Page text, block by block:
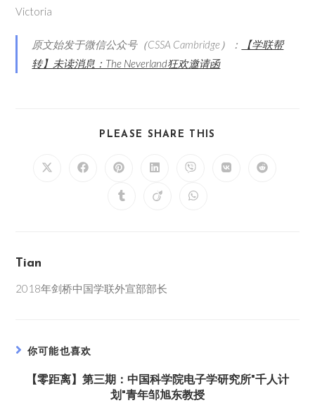
Victoria
原文始发于微信公众号（CSSA Cambridge）：
【学联帮
转】未读消息：The Neverland狂欢邀请函
PLEASE SHARE THIS
Tian
2018年剑桥中国学联外宣部部长
你可能也喜欢
【零距离】第三期：中国科学院电子学研究所"千人计
划"青年邹旭东教授